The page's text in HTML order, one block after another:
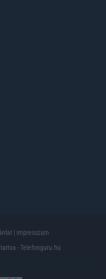
| impresszum
- Telefonguru.hu